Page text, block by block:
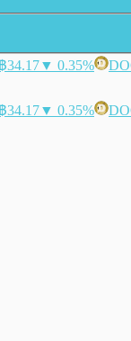
฿34.17▼ 0.35%
฿34.17▼ 0.35%